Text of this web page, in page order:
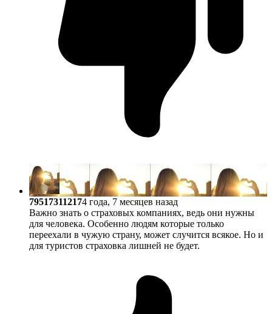
795173112174 года, 7 месяцев назад
Важно знать о страховых компаниях, ведь они нужны
для человека. Особенно людям которые только
переехали в чужую страну, может случится всякое. Но и
для туристов страховка лишней не будет.